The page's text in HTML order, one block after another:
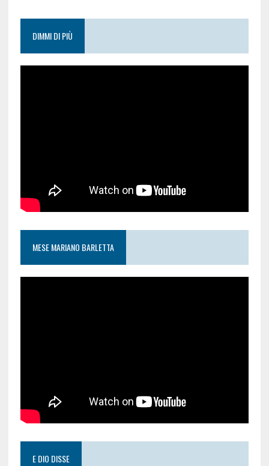
DIMMI DI PIÙ
MESE MARIANO BARLETTA
E DIO DISSE